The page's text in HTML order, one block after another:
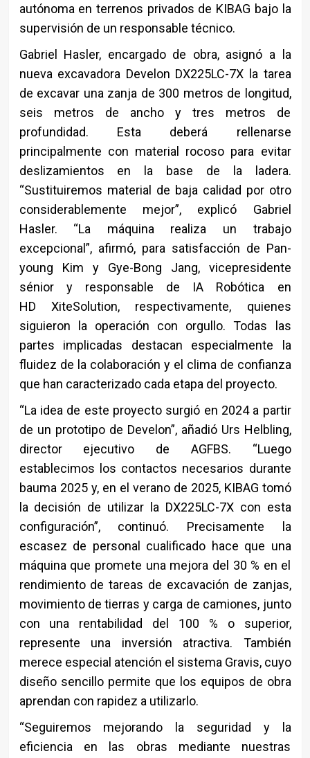
autónoma en terrenos privados de KIBAG bajo la
supervisión de un responsable técnico.
Gabriel Hasler, encargado de obra, asignó a la
nueva excavadora Develon DX225LC-7X la tarea
de excavar una zanja de 300 metros de longitud,
seis metros de ancho y tres metros de
profundidad. Esta deberá rellenarse
principalmente con material rocoso para evitar
deslizamientos en la base de la ladera.
“Sustituiremos material de baja calidad por otro
considerablemente mejor”, explicó Gabriel
Hasler. “La máquina realiza un trabajo
excepcional”, afirmó, para satisfacción de Pan-
young Kim y Gye-Bong Jang, vicepresidente
sénior y responsable de IA Robótica en
HD XiteSolution, respectivamente, quienes
siguieron la operación con orgullo. Todas las
partes implicadas destacan especialmente la
fluidez de la colaboración y el clima de confianza
que han caracterizado cada etapa del proyecto.
“La idea de este proyecto surgió en 2024 a partir
de un prototipo de Develon”, añadió Urs Helbling,
director ejecutivo de AGFBS. “Luego
establecimos los contactos necesarios durante
bauma 2025 y, en el verano de 2025, KIBAG tomó
la decisión de utilizar la DX225LC-7X con esta
configuración”, continuó. Precisamente la
escasez de personal cualificado hace que una
máquina que promete una mejora del 30 % en el
rendimiento de tareas de excavación de zanjas,
movimiento de tierras y carga de camiones, junto
con una rentabilidad del 100 % o superior,
represente una inversión atractiva. También
merece especial atención el sistema Gravis, cuyo
diseño sencillo permite que los equipos de obra
aprendan con rapidez a utilizarlo.
“Seguiremos mejorando la seguridad y la
eficiencia en las obras mediante nuestras